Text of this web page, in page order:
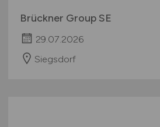
Brückner Group SE
29.07.2026
Siegsdorf